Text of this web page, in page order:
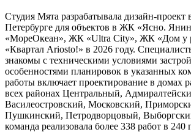
Студия Мята разрабатывала дизайн-проект
Петербурге для объектов в ЖК «Ясно.
«МореОкеан», ЖК «Ultra City», ЖК «Дом у
«Квартал Ariosto!» в 2026 году.
знакомы с техническими условиями
особенностями планировок в указанных
работы включает проектирование в домах
всех районах Центральный,
Василеостровский, Московский,
Пушкинский, Петродворцовый,
команда реализовала более 338 работ в 240